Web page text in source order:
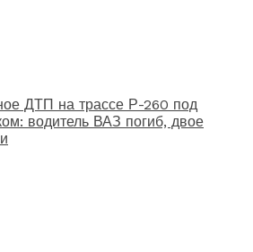
ДТП на трассе Р-260 под
водитель ВАЗ погиб, двое